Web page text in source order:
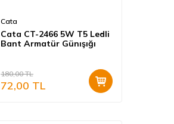
Cata
Cata CT-2466 5W T5 Ledli
Bant Armatür Günışığı
180,00TL
72,00 TL